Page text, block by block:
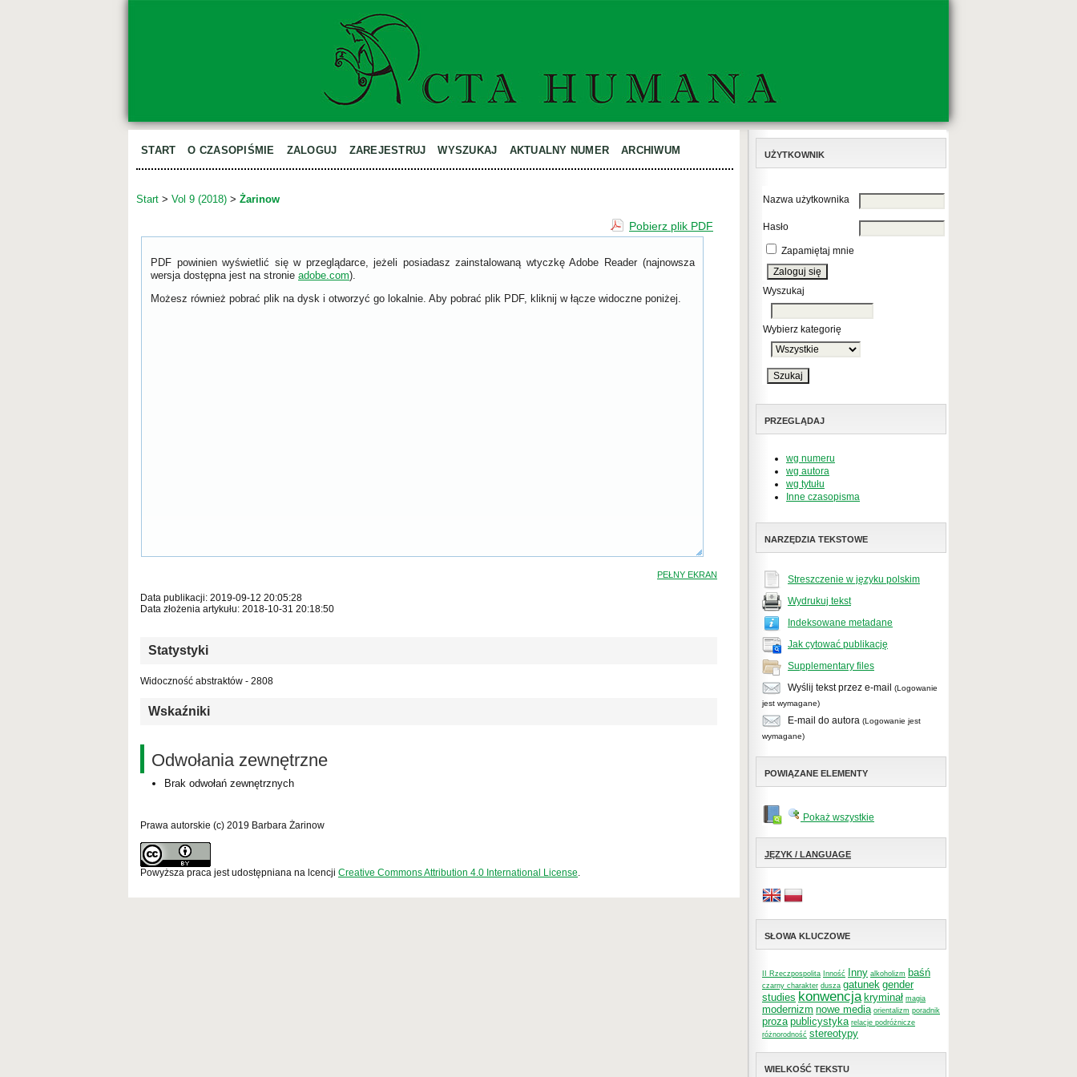
UŻYTKOWNIK
Nazwa użytkownika
Hasło
Zapamiętaj mnie
Wyszukaj
Wybierz kategorię
PRZEGLĄDAJ
wg numeru
wg autora
wg tytułu
Inne czasopisma
NARZĘDZIA TEKSTOWE
Streszczenie w języku polskim
Wydrukuj tekst
Indeksowane metadane
Jak cytować publikację
Supplementary files
Wyślij tekst przez e-mail
(Logowanie
jest wymagane)
E-mail do autora (Logowanie jest
wymagane)
POWIĄZANE ELEMENTY
Pokaż wszystkie
JĘZYK / LANGUAGE
SŁOWA KLUCZOWE
II Rzeczpospolita Inność Inny alkoholizm baśń
czarny charakter dusza gatunek gender
studies konwencja kryminał magia
modernizm nowe media orientalizm poradnik
proza publicystyka relacje podróżnicze
różnorodność stereotypy
WIELKOŚĆ TEKSTU
START O CZASOPIŚMIE ZALOGUJ ZAREJESTRUJ WYSZUKAJ AKTUALNY NUMER ARCHIWUM
Start > Vol 9 (2018) > Żarinow
Pobierz plik PDF
PDF powinien wyświetlić się w przeglądarce, jeżeli posiadasz zainstalowaną wtyczkę Adobe Reader (najnowsza
wersja dostępna jest na stronie adobe.com).
Możesz również pobrać plik na dysk i otworzyć go lokalnie. Aby pobrać plik PDF, kliknij w łącze widoczne poniżej.
PEŁNY EKRAN
Data publikacji: 2019-09-12 20:05:28
Data złożenia artykułu: 2018-10-31 20:18:50
Statystyki
Widoczność abstraktów - 2808
Wskaźniki
Odwołania zewnętrzne
Brak odwołań zewnętrznych
Prawa autorskie (c) 2019 Barbara Żarinow
Powyższa praca jest udostępniana na lcencji Creative Commons Attribution 4.0 International License.